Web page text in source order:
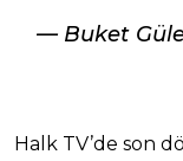
— Buket
Halk TV’de son